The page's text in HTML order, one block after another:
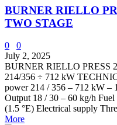
BURNER RIELLO
TWO STAGE
0
0
July 2, 2025
BURNER RIELLO PRESS
214/356 ÷ 712 kW
power 214 / 356 – 712 kW –
Output 18 / 30 – 60 kg/h
(1.5 °E) Electrical supply
More